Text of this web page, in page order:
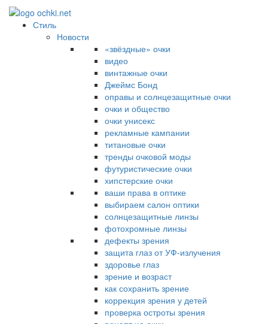
Стиль
Новости
«звёздные» очки
видео
винтажные очки
Джеймс Бонд
оправы и солнцезащитные очки
очки и общество
очки унисекс
рекламные кампании
титановые очки
тренды очковой моды
футуристические очки
хипстерские очки
ваши права в оптике
выбираем салон оптики
солнцезащитные линзы
фотохромные линзы
дефекты зрения
защита глаз от УФ-излучения
здоровье глаз
зрение и возраст
как сохранить зрение
коррекция зрения у детей
проверка остроты зрения